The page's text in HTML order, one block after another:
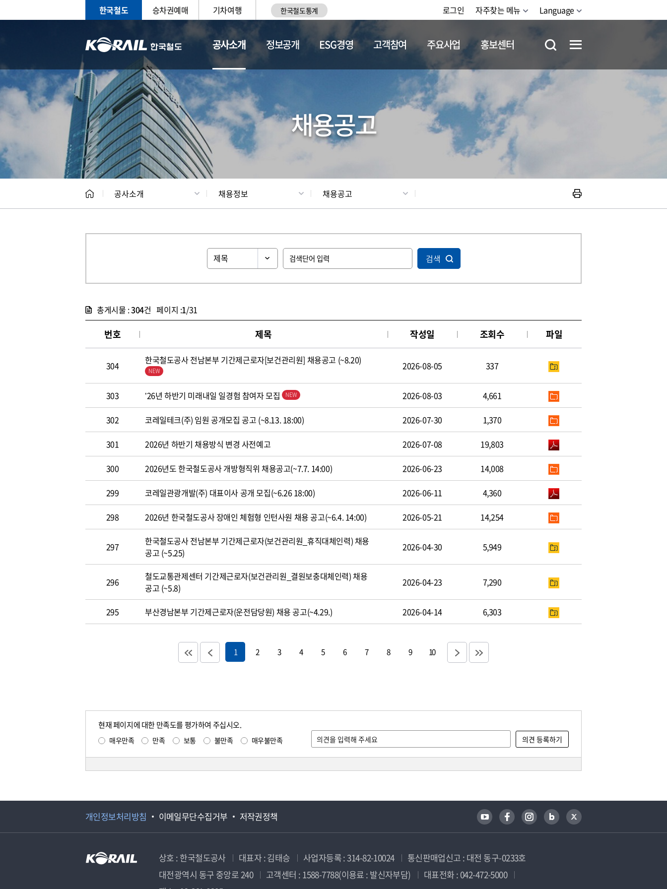
한국철도 승차권예매 기차여행 한국철도통계 로그인 자주찾는 메뉴 Language
공사소개
CEO 일반현황 채용정보
정보공개 ESG경영 고객참여 주요사업 홍보센터
채용공고
공사소개 채용정보 채용공고
검색
총게시물 :304건 페이지 :1/31
번호 제목 작성일 조회수 파일
304 한국철도공사 전남본부 기간제근로자[보건관리원] 채용공고 (~8.20) 2026-08-05 337
303 ’26년 하반기 미래내일 일경험 참여자 모집 2026-08-03 4,661
302 코레일테크(주) 임원 공개모집 공고 (~8.13. 18:00) 2026-07-30 1,370
301 2026년 하반기 채용방식 변경 사전예고 2026-07-08 19,803
300 2026년도 한국철도공사 개방형직위 채용공고(~7.7. 14:00) 2026-06-23 14,008
299 코레일관광개발(주) 대표이사 공개 모집(~6.26 18:00) 2026-06-11 4,360
298 2026년 한국철도공사 장애인 체험형 인턴사원 채용 공고(~6.4. 14:00) 2026-05-21 14,254
297
한국철도공사 전남본부 기간제근로자(보건관리원_휴직대체인력) 채용
공고 (~5.25)
2026-04-30 5,949
296
철도교통관제센터 기간제근로자(보건관리원_결원보충대체인력) 채용
공고 (~5.8)
2026-04-23 7,290
295 부산경남본부 기간제근로자(운전담당원) 채용 공고(~4.29.) 2026-04-14 6,303
1 2 3 4 5 6 7 8 9 10
현재 페이지에 대한 만족도를 평가하여 주십시오.
매우만족 만족 보통 불만족 매우불만족
개인정보처리방침 이메일무단수집거부 저작권정책
상호 : 한국철도공사 대표자 : 김태승 사업자등록 : 314-82-10024
통신판매업신고 : 대전 동구-0233호
대전광역시 동구 중앙로 240
고객센터 : 1588-7788(이용료 : 발신자부담)
대표전화 : 042-472-5000